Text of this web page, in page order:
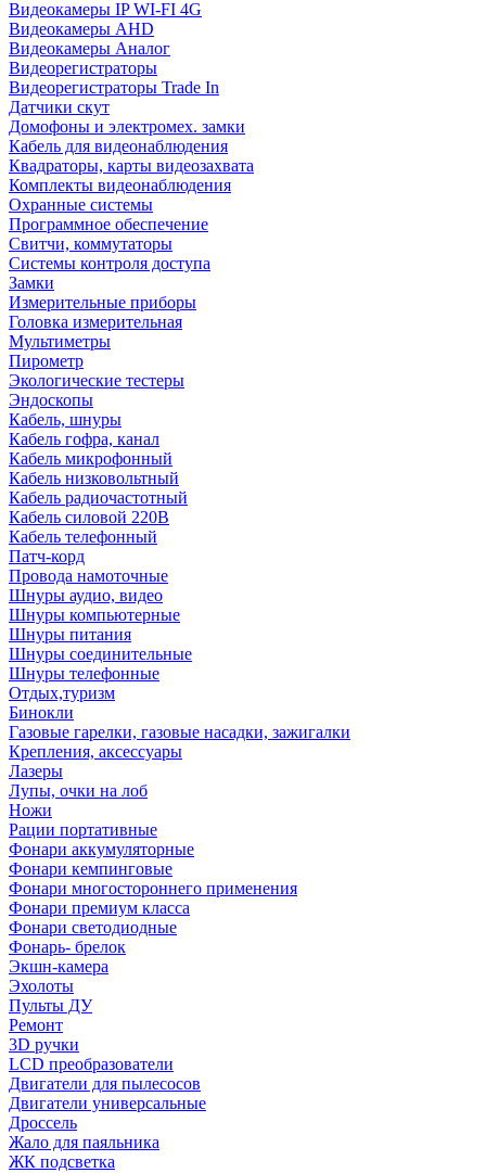
Видеокамеры IP WI-FI 4G
Видеокамеры AHD
Видеокамеры Аналог
Видеорегистраторы
Видеорегистраторы Trade In
Датчики скут
Домофоны и электромех. замки
Кабель для видеонаблюдения
Квадраторы, карты видеозахвата
Комплекты видеонаблюдения
Охранные системы
Программное обеспечение
Свитчи, коммутаторы
Системы контроля доступа
Замки
Измерительные приборы
Головка измерительная
Мультиметры
Пирометр
Экологические тестеры
Эндоскопы
Кабель, шнуры
Кабель гофра, канал
Кабель микрофонный
Кабель низковольтный
Кабель радиочастотный
Кабель силовой 220В
Кабель телефонный
Патч-корд
Провода намоточные
Шнуры аудио, видео
Шнуры компьютерные
Шнуры питания
Шнуры соединительные
Шнуры телефонные
Отдых,туризм
Бинокли
Газовые гарелки, газовые насадки, зажигалки
Крепления, аксессуары
Лазеры
Лупы, очки на лоб
Ножи
Рации портативные
Фонари аккумуляторные
Фонари кемпинговые
Фонари многостороннего применения
Фонари премиум класса
Фонари светодиодные
Фонарь- брелок
Экшн-камера
Эхолоты
Пульты ДУ
Ремонт
3D ручки
LCD преобразователи
Двигатели для пылесосов
Двигатели универсальные
Дроссель
Жало для паяльника
ЖК подсветка